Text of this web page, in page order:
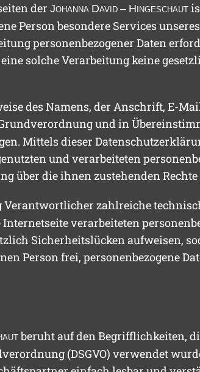
der Johanna David – Hingeschaut
Person besondere Services
personenbezogener Daten
solche Verarbeitung keine
des Namens, der Anschrift, E-
und in
Mittels dieser
und verarbeiteten
über die ihnen zustehenden
zahlreiche
verarbeiteten
Sicherheitslücken aufweisen,
Person frei, personenbezogene
beruht auf den Begrifflichkeiten,
(DSGVO) verwendet